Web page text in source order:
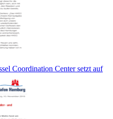
Coordination Center setzt auf